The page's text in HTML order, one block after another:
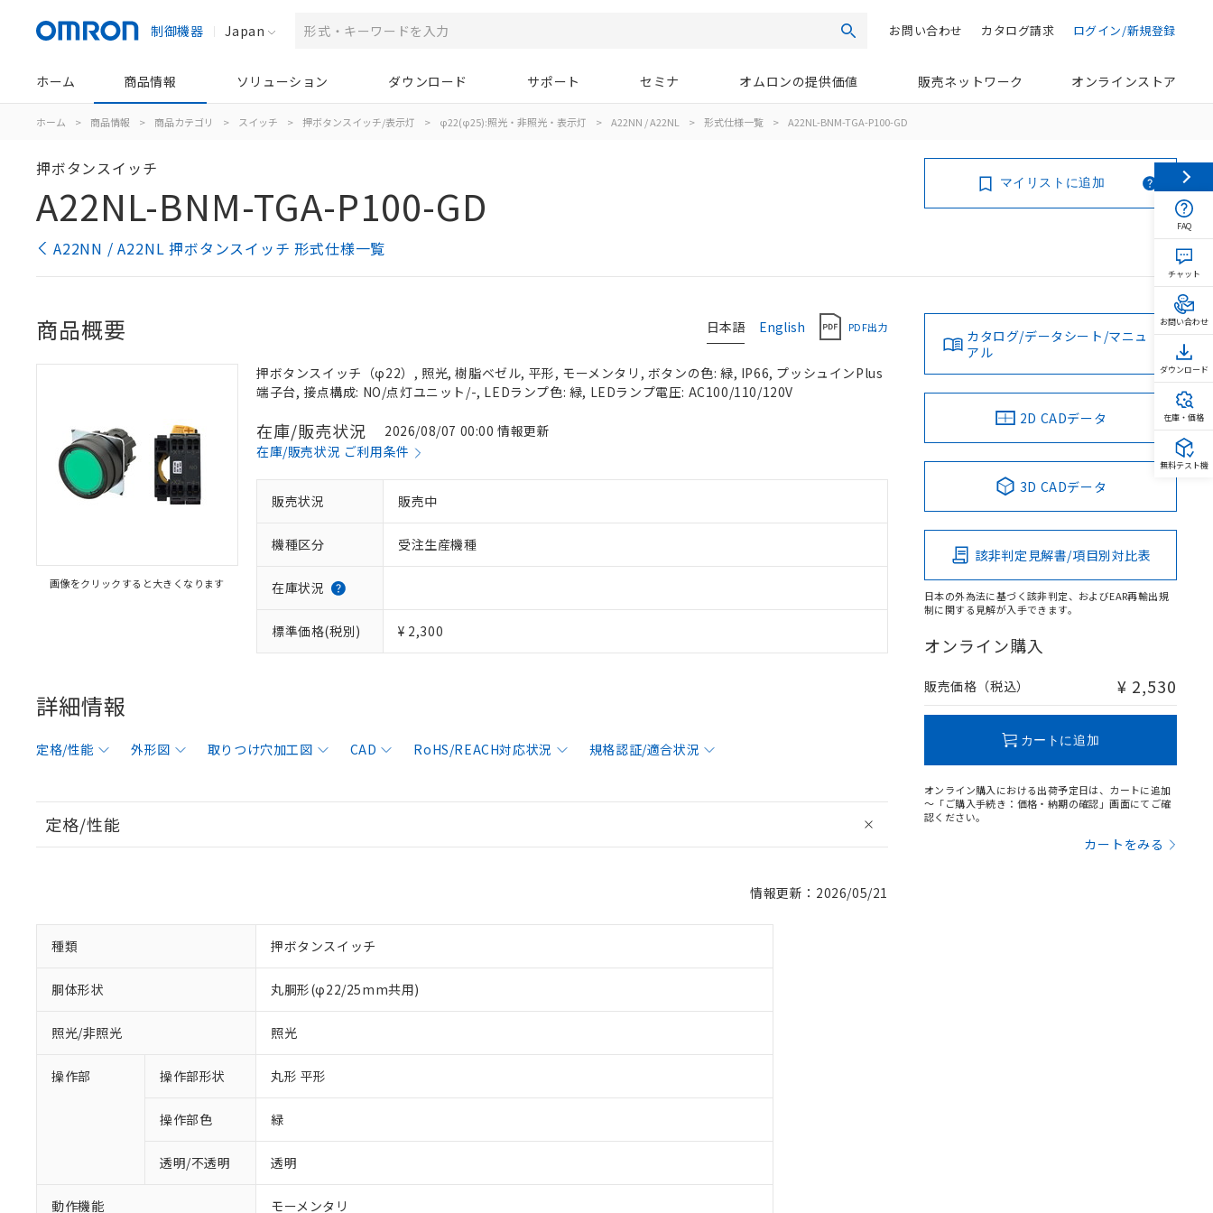
制御機器 Japan 検索 ログイン/新規登録
カタログ請求
お問い合わせ
ホーム 商品情報 ソリューション ダウンロード サポート セミナ オムロンの提供価値 販売ネットワーク オンラインストア
ホーム > 商品情報 > 商品カテゴリ > スイッチ > 押ボタンスイッチ/表示灯 > φ22(φ25):照光・非照光・表示灯 > A22NN / A22NL > 形式仕様一覧 > A22NL-BNM-TGA-P100-GD
押ボタンスイッチ
A22NL-BNM-TGA-P100-GD
A22NN / A22NL 押ボタンスイッチ 形式仕様一覧
マイリストに追加
日本語 English PDF出力
商品概要
画像をクリックすると大きくなります
押ボタンスイッチ（φ22）, 照光, 樹脂ベゼル, 平形, モーメンタリ, ボタンの色: 緑, IP66, プッシュインPlus
端子台, 接点構成: NO/点灯ユニット/-, LEDランプ色: 緑, LEDランプ電圧: AC100/110/120V
在庫/販売状況
2026/08/07 00:00 情報更新
在庫/販売状況 ご利用条件
販売状況 販売中
機種区分 受注生産機種
在庫状況
標準価格(税別) ¥ 2,300
詳細情報
定格/性能 外形図 取りつけ穴加工図 CAD RoHS/REACH対応状況 規格認証/適合状況
定格/性能
情報更新：2026/05/21
種類 押ボタンスイッチ
胴体形状 丸胴形(φ22/25mm共用)
照光/非照光 照光
操作部 操作部形状 丸形 平形
操作部色 緑
透明/不透明 透明
動作機能 モーメンタリ
カタログ/データシート/マニュ
アル
2D CADデータ
3D CADデータ
該非判定見解書/項目別対比表
日本の外為法に基づく該非判定、およびEAR再輸出規
制に関する見解が入手できます。
オンライン購入
販売価格（税込） ¥ 2,530
カートに追加
オンライン購入における出荷予定日は、カートに追加
～「ご購入手続き：価格・納期の確認」画面にてご確
認ください。
カートをみる
FAQ
チャット
お問い合わせ
ダウンロード
在庫・価格
無料テスト機